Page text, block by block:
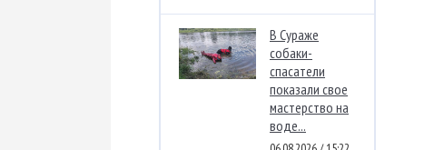
В Сураже
собаки-
спасатели
показали свое
мастерство на
воде...